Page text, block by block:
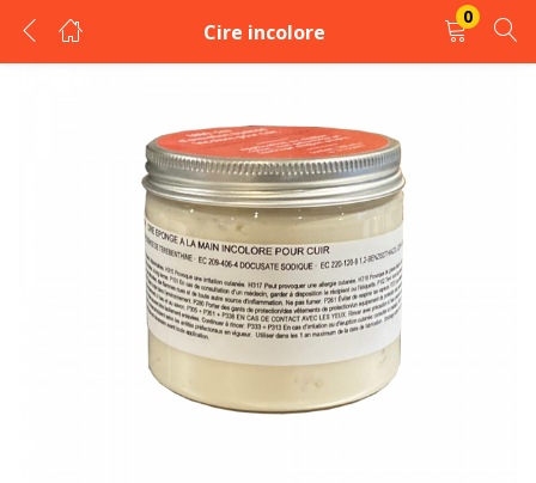
Cire incolore
0
LOGIN REGISTER
Enter your username and password to login.
Remember me
Login